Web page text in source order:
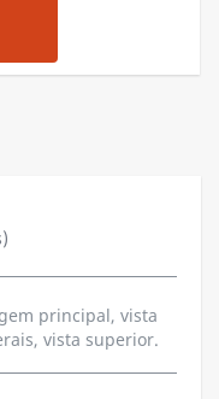
principal, vista
vista superior.